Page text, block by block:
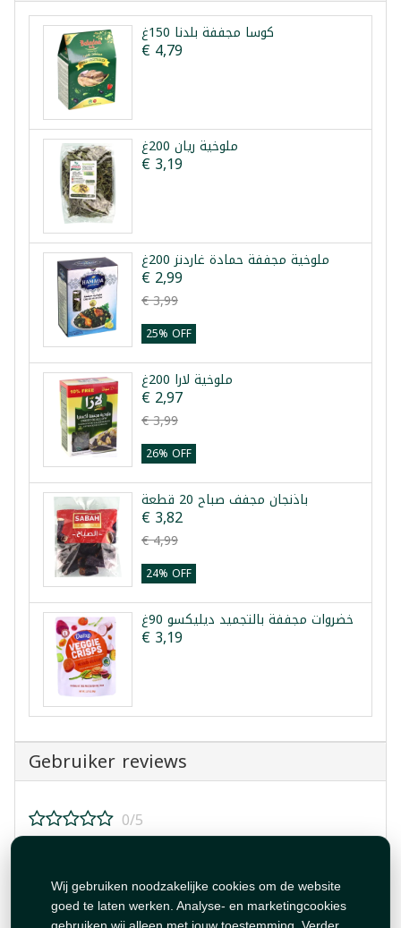
Wij gebruiken noodzakelijke cookies om de website
goed te laten werken. Analyse- en marketingcookies
كوسا مجففة بلدنا 150غ
€ 4,79
ملوخية ريان 200غ
€ 3,19
ملوخية مجففة حمادة غاردنز 200غ
€ 2,99
€ 3,99
25% OFF
ملوخية لارا 200غ
€ 2,97
€ 3,99
26% OFF
باذنجان مجفف صباح 20 قطعة
€ 3,82
€ 4,99
24% OFF
خضروات مجففة بالتجميد ديليكسو 90غ
€ 3,19
Gebruiker reviews
0/5